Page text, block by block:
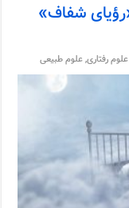
شفاف»
علوم رفتاری,علوم طبیعی